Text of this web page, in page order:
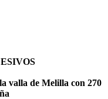
valla de Melilla con 270